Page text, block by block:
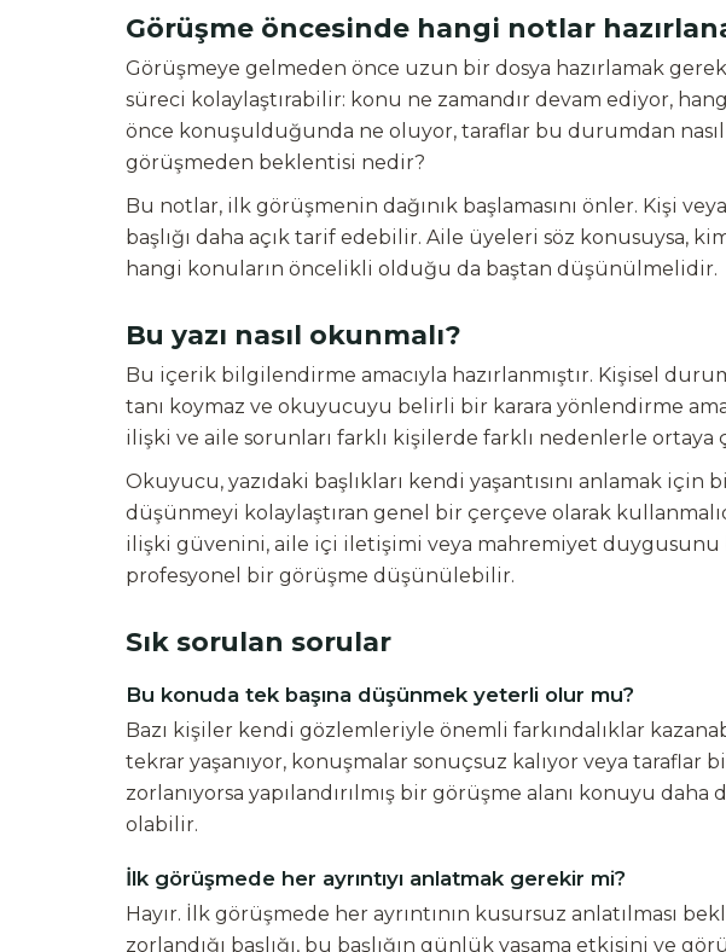
Görüşme öncesinde hangi notlar
Görüşmeye gelmeden önce uzun bir dosya hazırlamak
süreci kolaylaştırabilir: konu ne zamandır devam ediyor,
önce konuşulduğunda ne oluyor, taraflar bu durumdan
görüşmeden beklentisi nedir?
Bu notlar, ilk görüşmenin dağınık başlamasını önler. Kişi
başlığı daha açık tarif edebilir. Aile üyeleri söz konusuysa,
hangi konuların öncelikli olduğu da baştan düşünülmelidir.
Bu yazı nasıl okunmalı?
Bu içerik bilgilendirme amacıyla hazırlanmıştır. Kişisel
tanı koymaz ve okuyucuyu belirli bir karara yönlendirme
ilişki ve aile sorunları farklı kişilerde farklı nedenlerle ortaya
Okuyucu, yazıdaki başlıkları kendi yaşantısını anlamak
düşünmeyi kolaylaştıran genel bir çerçeve olarak
ilişki güvenini, aile içi iletişimi veya mahremiyet
profesyonel bir görüşme düşünülebilir.
Sık sorulan sorular
Bu konuda tek başına düşünmek yeterli olur mu?
Bazı kişiler kendi gözlemleriyle önemli farkındalıklar
tekrar yaşanıyor, konuşmalar sonuçsuz kalıyor veya taraflar
zorlanıyorsa yapılandırılmış bir görüşme alanı konuyu daha
olabilir.
İlk görüşmede her ayrıntıyı anlatmak gerekir mi?
Hayır. İlk görüşmede her ayrıntının kusursuz anlatılması
zorlandığı başlığı, bu başlığın günlük yaşama etkisini ve